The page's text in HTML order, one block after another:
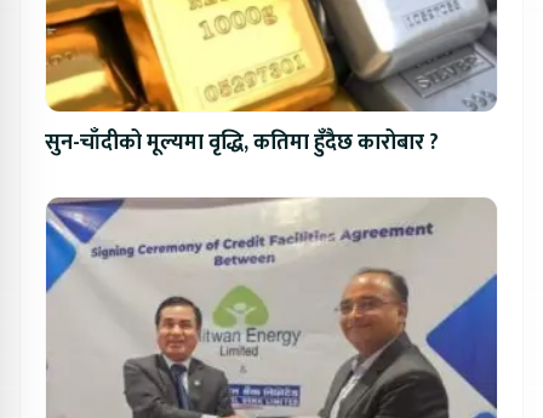
सुन-चाँदीको मूल्यमा वृद्धि, कतिमा हुँदैछ कारोबार ?